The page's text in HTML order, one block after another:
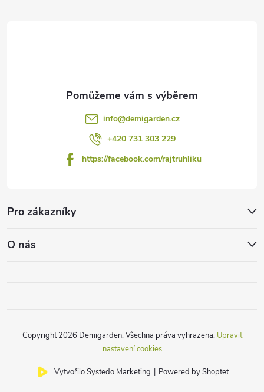
info@demigarden.cz
+420 731 303 229
https://facebook.com/rajtruhliku
Pro zákazníky
O nás
Vytvořilo Systedo Marketing | Powered by Shoptet
Copyright 2026 Demigarden. Všechna práva vyhrazena. Upravit
nastavení cookies